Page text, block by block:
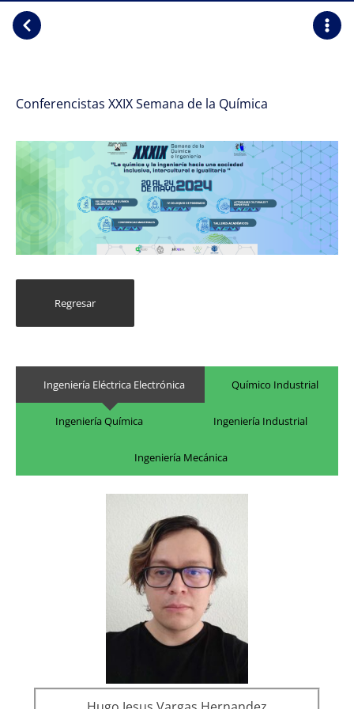
Conferencistas XXIX Semana de la Química
Regresar
Ingeniería Eléctrica Electrónica Químico Industrial
Ingeniería Química Ingeniería Industrial
Ingeniería Mecánica